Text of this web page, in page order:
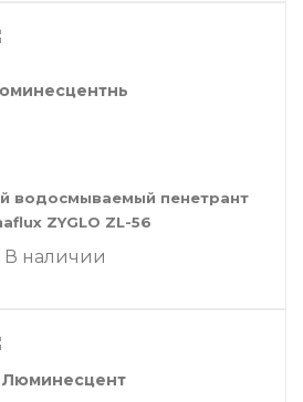
водосмываемый пенетрант
ZYGLO ZL-56
В наличии